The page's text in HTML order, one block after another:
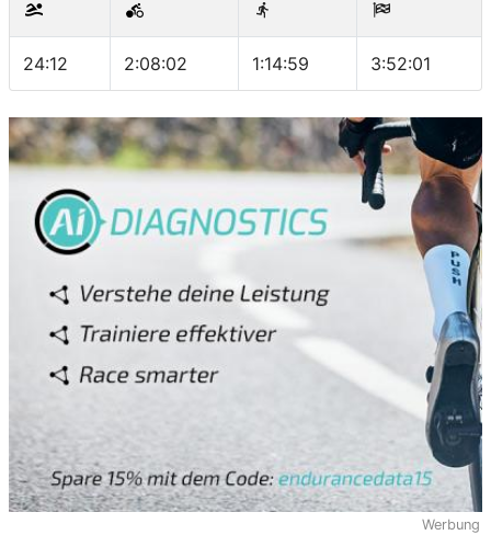
24:12 2:08:02 1:14:59 3:52:01
Werbung